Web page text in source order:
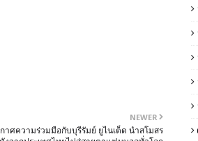
NEWER
กาศความร่วมมือกับบุรีรัมย์ ยูไนเต็ด นำสโมสร